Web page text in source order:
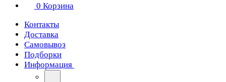
0 Корзина
Контакты
Доставка
Самовывоз
Подборки
Информация